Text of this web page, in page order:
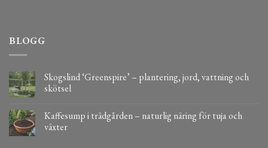
BLOGG
Skogslind ‘Greenspire’ – plantering, jord, vattning och
skötsel
Kaffesump i trädgården – naturlig näring för tuja och
växter